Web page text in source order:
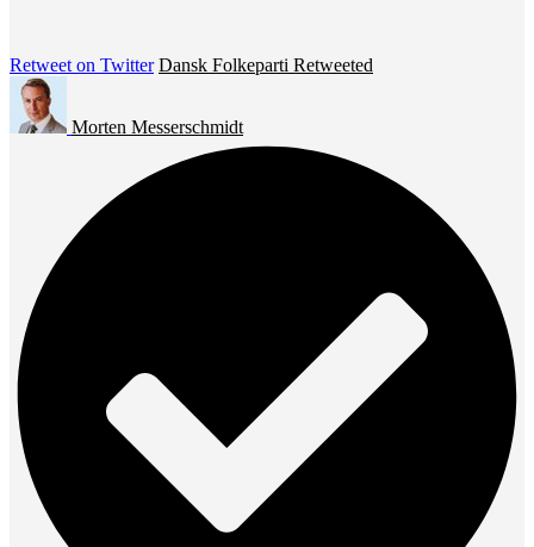
Retweet on Twitter Dansk Folkeparti Retweeted
Morten Messerschmidt